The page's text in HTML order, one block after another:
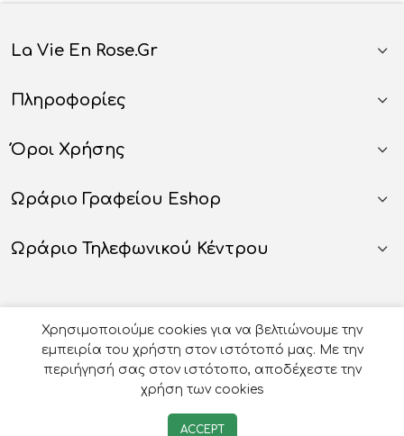
La Vie En Rose.gr
Πληροφορίες
Όροι Χρήσης
Ωράριο Γραφείου Eshop
Ωράριο Τηλεφωνικού Κέντρου
Οργάνωση Γάμου Βάπτισης - La Vie en Rose
Χρησιμοποιούμε cookies για να βελτιώνουμε την
εμπειρία του χρήστη στον ιστότοπό μας. Με την
περιήγησή σας στον ιστότοπο, αποδέχεστε την
χρήση των cookies
ACCEPT